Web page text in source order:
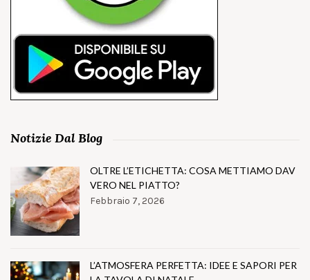
Notizie Dal Blog
OLTRE L’ETICHETTA: COSA METTIAMO DAV
VERO NEL PIATTO?
Febbraio 7, 2026
L’ATMOSFERA PERFETTA: IDEE E SAPORI PER